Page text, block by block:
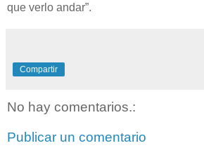
que verlo andar”.
Compartir
No hay comentarios.:
Publicar un comentario